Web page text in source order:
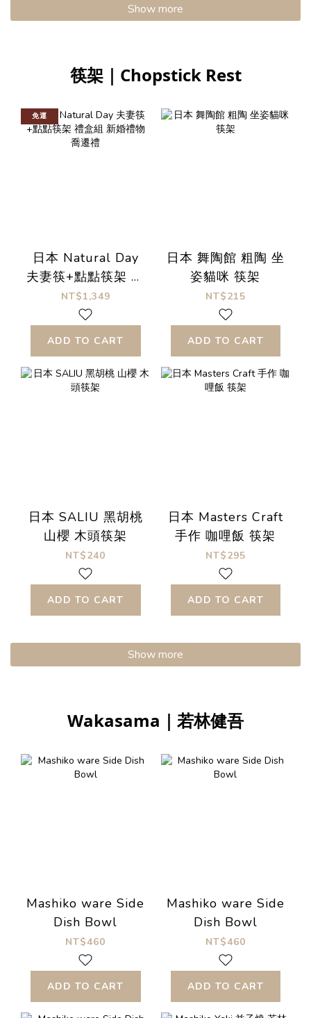
Show more
筷架｜Chopstick Rest
免運
日本 Natural Day
夫妻筷+點點筷架 禮
禮
NT$1,349
ADD TO CART
日本 舞陶館 粗陶 坐
姿貓咪 筷架
NT$215
ADD TO CART
日本 SALIU 黑胡桃
山櫻 木頭筷架
NT$240
ADD TO CART
日本 Masters Craft
手作 咖哩飯 筷架
NT$295
ADD TO CART
Show more
Wakasama｜若林健吾
Mashiko ware Side
Dish Bowl
NT$460
ADD TO CART
Mashiko ware Side
Dish Bowl
NT$460
ADD TO CART